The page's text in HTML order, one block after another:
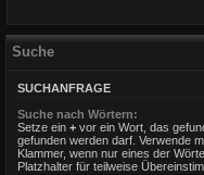
Suche
SUCHANFRAGE
Suche nach Wörtern:
Setze ein + vor ein Wort, das
gefunden werden darf. Verwende
Klammer, wenn nur eines der
Platzhalter für teilweise